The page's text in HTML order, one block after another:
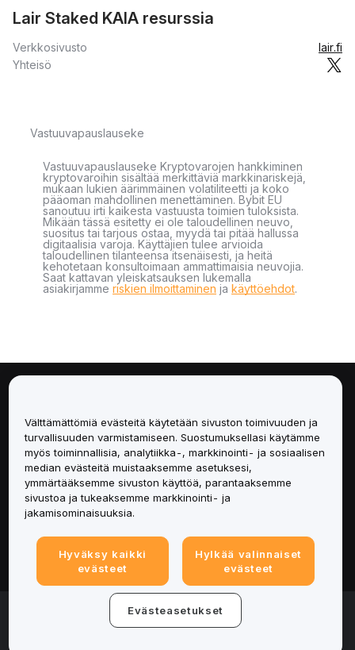
Lair Staked KAIA resurssia
Verkkosivusto
lair.fi
Yhteisö
Vastuuvapauslauseke
Vastuuvapauslauseke Kryptovarojen hankkiminen
kryptovaroihin sisältää merkittäviä markkinariskejä,
mukaan lukien äärimmäinen volatiliteetti ja koko
pääoman mahdollinen menettäminen. Bybit EU
sanoutuu irti kaikesta vastuusta toimien tuloksista.
Mikään tässä esitetty ei ole taloudellinen neuvo,
suositus tai tarjous ostaa, myydä tai pitää hallussa
digitaalisia varoja. Käyttäjien tulee arvioida
taloudellinen tilanteensa itsenäisesti, ja heitä
kehotetaan konsultoimaan ammattimaisia neuvojia.
Saat kattavan yleiskatsauksen lukemalla
asiakirjamme riskien ilmoittaminen ja käyttöehdot.
Palvelut
Tuki
Tuotteet
Lakiasiat
© 2025-2026 Bybit.eu. Kaikki oikeudet pidätetään.
Välttämättömiä evästeitä käytetään sivuston toimivuuden ja
turvallisuuden varmistamiseen. Suostumuksellasi käytämme
myös toiminnallisia, analytiikka-, markkinointi- ja sosiaalisen
median evästeitä muistaaksemme asetuksesi,
ymmärtääksemme sivuston käyttöä, parantaaksemme
sivustoa ja tukeaksemme markkinointi- ja
jakamisominaisuuksia.
Hyväksy kaikki
evästeet
Hylkää valinnaiset
evästeet
Evästeasetukset